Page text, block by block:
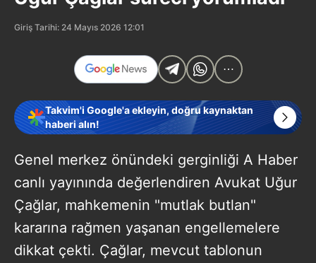
Giriş Tarihi: 24 Mayıs 2026 12:01
Takvim'i Google'a ekleyin, doğru kaynaktan
haberi alın!
Genel merkez önündeki gerginliği A Haber
canlı yayınında değerlendiren Avukat Uğur
Çağlar, mahkemenin "mutlak butlan"
kararına rağmen yaşanan engellemelere
dikkat çekti. Çağlar, mevcut tablonun